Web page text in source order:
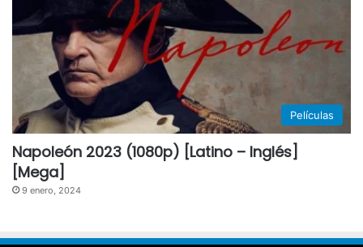
Películas
Napoleón 2023 (1080p) [Latino – Inglés]
[Mega]
9 enero, 2024